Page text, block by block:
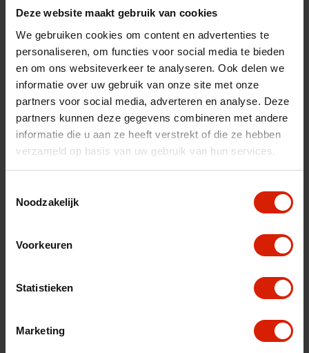
Deze website maakt gebruik van cookies
We gebruiken cookies om content en advertenties te
personaliseren, om functies voor social media te bieden
en om ons websiteverkeer te analyseren. Ook delen we
informatie over uw gebruik van onze site met onze
partners voor social media, adverteren en analyse. Deze
partners kunnen deze gegevens combineren met andere
informatie die u aan ze heeft verstrekt of die ze hebben
verzameld op basis van uw gebruik van hun services.
Noodzakelijk
Voorkeuren
Statistieken
Marketing
Blogs
Contact
nl
fr es
Produits associés au mot-
clé standaard
Trier par: